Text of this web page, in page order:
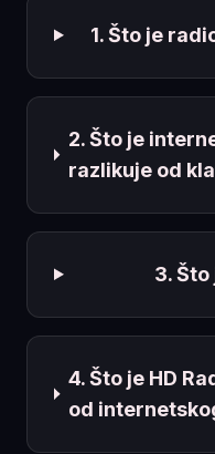
1. Što je
2. Što je
razlikuje od
3.
4. Što je HD
od